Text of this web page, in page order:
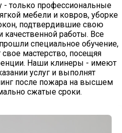
- только профессиональные
мебели и ковров, уборке
подтвердившие свою
работы. Все
специальное обучение,
мастерство, посещяя
Наши клинеры - имеют
услуг и выполнят
после пожара на высшем
сжатые сроки.